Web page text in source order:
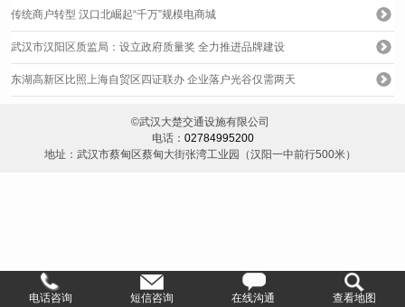
传统商户转型 汉口北崛起“千万”规模电商城
武汉市汉阳区质监局：设立政府质量奖 全力推进品牌建设
东湖高新区比照上海自贸区四证联办 企业落户光谷仅需两天
©武汉大楚交通设施有限公司
电话： 02784995200
地址：武汉市蔡甸区蔡甸大街张湾工业园（汉阳一中前行500米）
电话咨询 短信咨询 在线沟通 查看地图